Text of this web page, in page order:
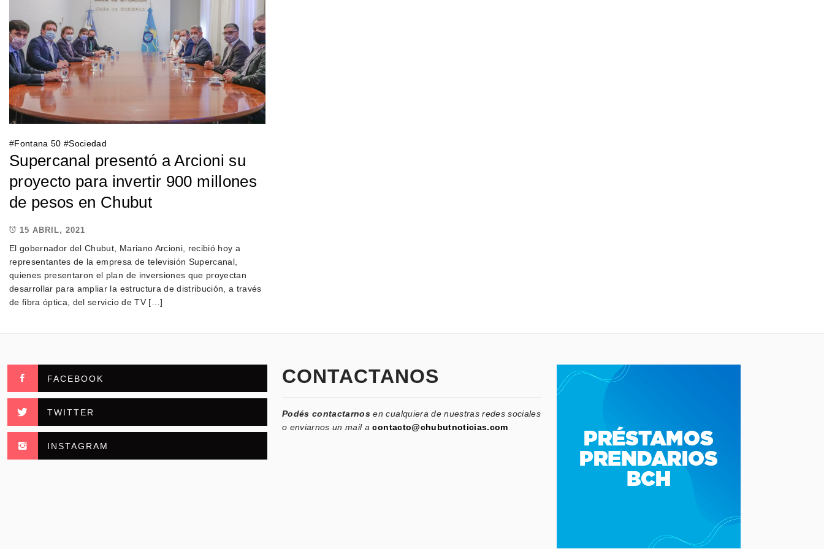
#Fontana 50 #Sociedad
Supercanal presentó a Arcioni su
proyecto para invertir 900 millones
de pesos en Chubut
15 ABRIL, 2021
El gobernador del Chubut, Mariano Arcioni, recibió hoy a
representantes de la empresa de televisión Supercanal,
quienes presentaron el plan de inversiones que proyectan
desarrollar para ampliar la estructura de distribución, a través
de fibra óptica, del servicio de TV […]
FACEBOOK
TWITTER
INSTAGRAM
CONTACTANOS
Podés contactarnos en cualquiera de nuestras redes sociales
o enviarnos un mail acontacto@chubutnoticias.com